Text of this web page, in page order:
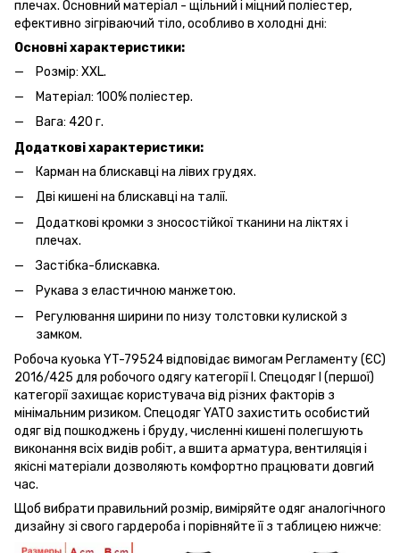
плечах. Основний матеріал - щільний і міцний поліестер,
ефективно зігріваючий тіло, особливо в холодні дні:
Основні характеристики:
Розмір: XXL.
Матеріал: 100% поліестер.
Вага: 420 г.
Додаткові характеристики:
Карман на блискавці на лівих грудях.
Дві кишені на блискавці на талії.
Додаткові кромки з зносостійкої тканини на ліктях і
плечах.
Застібка-блискавка.
Рукава з еластичною манжетою.
Регулювання ширини по низу толстовки кулиской з
замком.
Робоча куоька YT-79524 відповідає вимогам Регламенту (ЄС)
2016/425 для робочого одягу категорії I. Спецодяг I (першої)
категорії захищає користувача від різних факторів з
мінімальним ризиком. Спецодяг YATO захистить особистий
одяг від пошкоджень і бруду, численні кишені полегшують
виконання всіх видів робіт, а вшита арматура, вентиляція і
якісні матеріали дозволяють комфортно працювати довгий
час.
Щоб вибрати правильний розмір, виміряйте одяг аналогічного
дизайну зі свого гардероба і порівняйте її з таблицею нижче: